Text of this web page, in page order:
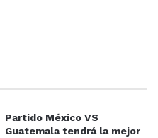
Partido México VS
Guatemala tendrá la mejor